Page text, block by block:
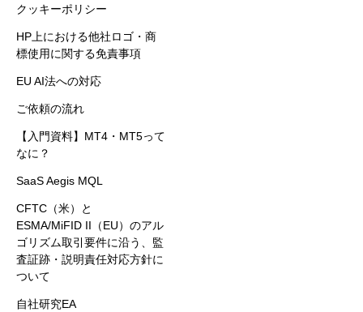
クッキーポリシー
HP上における他社ロゴ・商
標使用に関する免責事項
EU AI法への対応
ご依頼の流れ
【入門資料】MT4・MT5って
なに？
SaaS Aegis MQL
CFTC（米）と
ESMA/MiFID II（EU）のアル
ゴリズム取引要件に沿う、監
査証跡・説明責任対応方針に
ついて
自社研究EA